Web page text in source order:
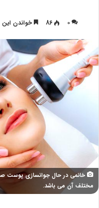
۰
86 خواندن این مطلب 7
خانمي در حال جوانسازي پوست
مختلف آن مي باشد.